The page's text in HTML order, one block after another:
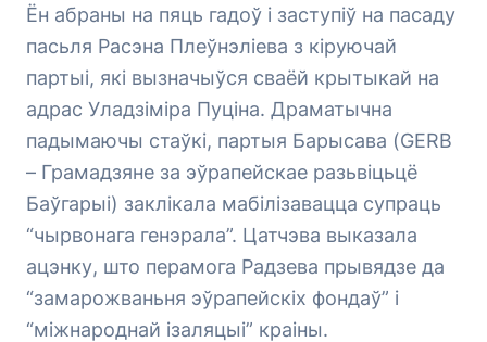
Ён абраны на пяць гадоў і заступіў на пасаду
пасьля Расэна Плеўнэліева з кіруючай
партыі, які вызначыўся сваёй крытыкай на
адрас Уладзіміра Пуціна. Драматычна
падымаючы стаўкі, партыя Барысава (GERB
– Грамадзяне за эўрапейскае разьвіцьцё
Баўгарыі) заклікала мабілізавацца супраць
“чырвонага генэрала”. Цатчэва выказала
ацэнку, што перамога Радзева прывядзе да
“замарожваньня эўрапейскіх фондаў” і
“міжнароднай ізаляцыі” краіны.